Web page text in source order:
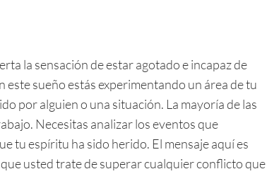
la sensación de estar agotado e incapaz de
este sueño estás experimentando un área de tu
por alguien o una situación. La mayoría de las
Necesitas analizar los eventos que
tu espíritu ha sido herido. El mensaje aquí es
usted trate de superar cualquier conflicto que